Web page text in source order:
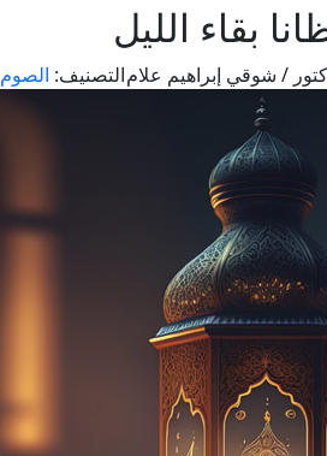
بقاء الليل
/ شوقي إبراهيم علامالتصنيف: الصوم